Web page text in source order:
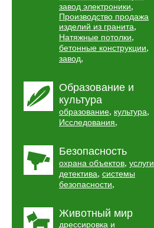
завод электроники,
Производство продажа
изделий из гранита,
Натяжные потолки,
бетонные конструкции,
завод,
Образование и
культура
образование, культура,
Исследования,
Безопасность
охрана объектов, услуги
детектива, системы
безопасности,
Животный мир
дрессировка и